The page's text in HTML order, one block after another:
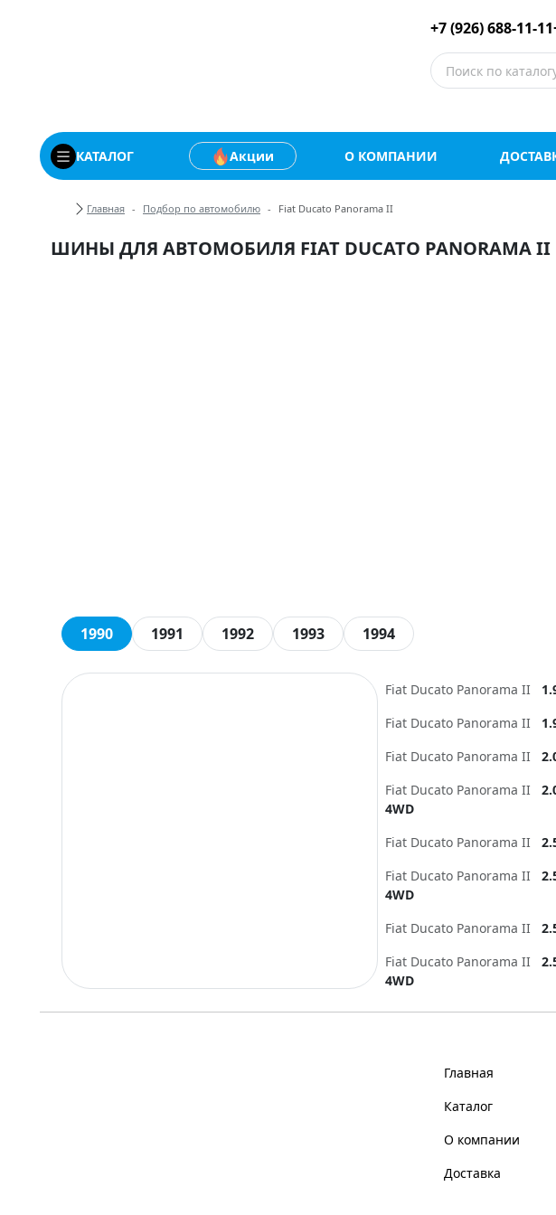
Купить автомобильные+7 (926) 688-11-11
КАТАЛОГ Акции О КОМПАНИИ
Хлебные крошки
Главная Подбор по автомобилю Fiat Ducato Panorama II
ШИНЫ ДЛЯ АВТОМОБИЛЯ FIAT DUCATO PANORAMA II
1990 1991 1992 1993 1994
Fiat Ducato Panorama II
Fiat Ducato Panorama II
Fiat Ducato Panorama II
Fiat Ducato Panorama II
4WD
Fiat Ducato Panorama II
Fiat Ducato Panorama II
4WD
Fiat Ducato Panorama II
Fiat Ducato Panorama II
4WD
Главная
Каталог
О компании
Доставка